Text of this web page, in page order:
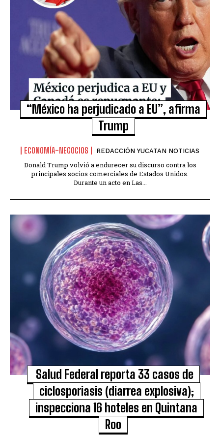
“México ha perjudicado a EU”, afirma
Trump
ECONOMÍA-NEGOCIOS REDACCIÓN YUCATAN NOTICIAS
Donald Trump volvió a endurecer su discurso contra los
principales socios comerciales de Estados Unidos.
Durante un acto en Las...
Salud Federal reporta 33 casos de
ciclosporiasis (diarrea explosiva);
inspecciona 16 hoteles en Quintana
Roo